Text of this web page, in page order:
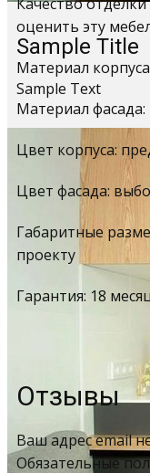
Sample Title
Sample Text
оценить эту
Материал
Материал
Цвет корпуса:
Цвет фасада:
Габаритные
проекту
Гарантия: 18
Отзывы
Ваш адрес email
Обязательные